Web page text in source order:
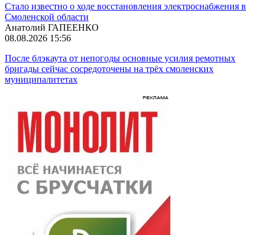
Стало известно о ходе восстановления электроснабжения в
Смоленской области
Анатолий ГАПЕЕНКО
08.08.2026 15:56
После блэкаута от непогоды основные усилия ремотных
бригады сейчас сосредоточены на трёх смоленских
муниципалитетах